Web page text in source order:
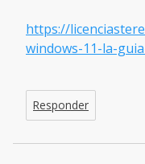
https://
windows-11-la-
Responder